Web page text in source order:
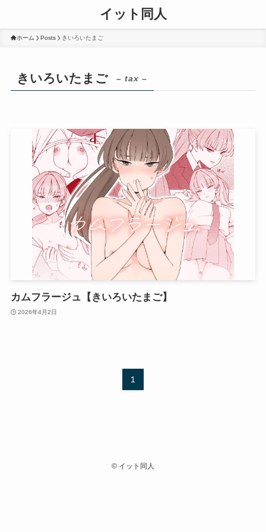
イット同人
ホーム Posts きいろいたまご
きいろいたまご – tax –
カムフラージュ【きいろいたまご】
2026年4月2日
1
© イット同人